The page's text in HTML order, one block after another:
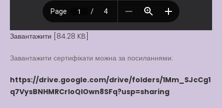
Завантажити [84.28 KB]
Завантажити сертифікати можна за посиланнями:
https://drive.google.com/drive/folders/1Mm_SJcCg1
q7VysBNHMRCrloQlOwn8SFq?usp=sharing